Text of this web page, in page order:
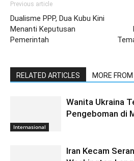
Previous article
Dualisme PPP, Dua Kubu Kini
Menanti Keputusan
Pemerintah
RELATED ARTICLES MORE
Internasional
Wanita Ukraina
Pengeboman di
Iran Kecam